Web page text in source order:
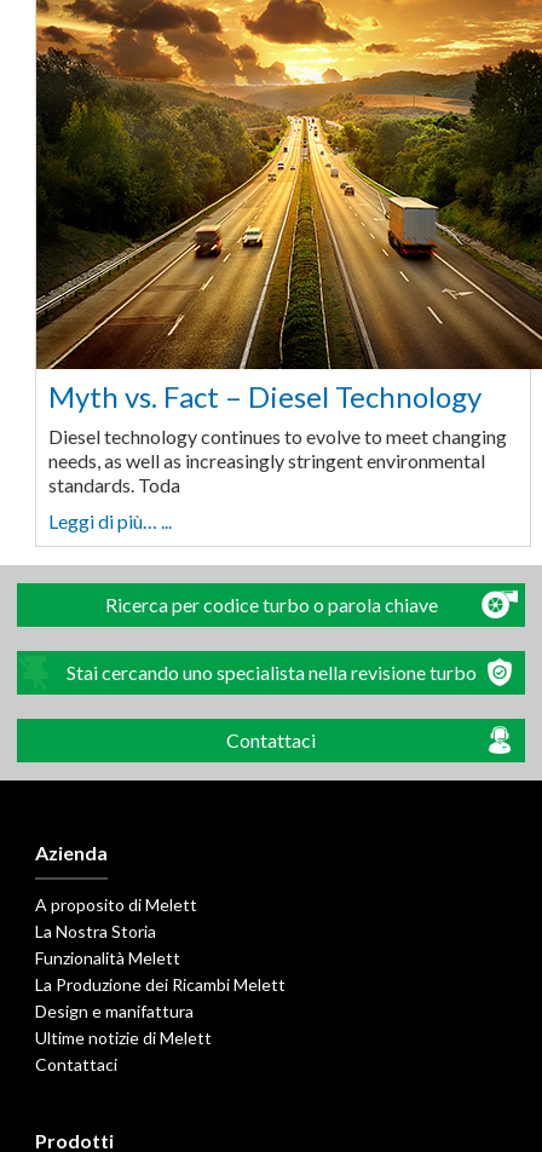
Myth vs. Fact – Diesel Technology
Diesel technology continues to evolve to meet changing
needs, as well as increasingly stringent environmental
standards. Toda
Leggi di più… ...
Ricerca per codice turbo o parola chiave
Stai cercando uno specialista nella revisione turbo
Contattaci
Azienda
A proposito di Melett
La Nostra Storia
Funzionalità Melett
La Produzione dei Ricambi Melett
Design e manifattura
Ultime notizie di Melett
Contattaci
Prodotti